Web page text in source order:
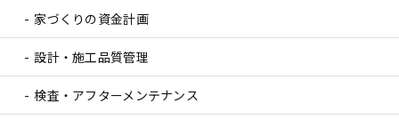
家づくりの資金計画
設計・施工品質管理
検査・アフターメンテナンス